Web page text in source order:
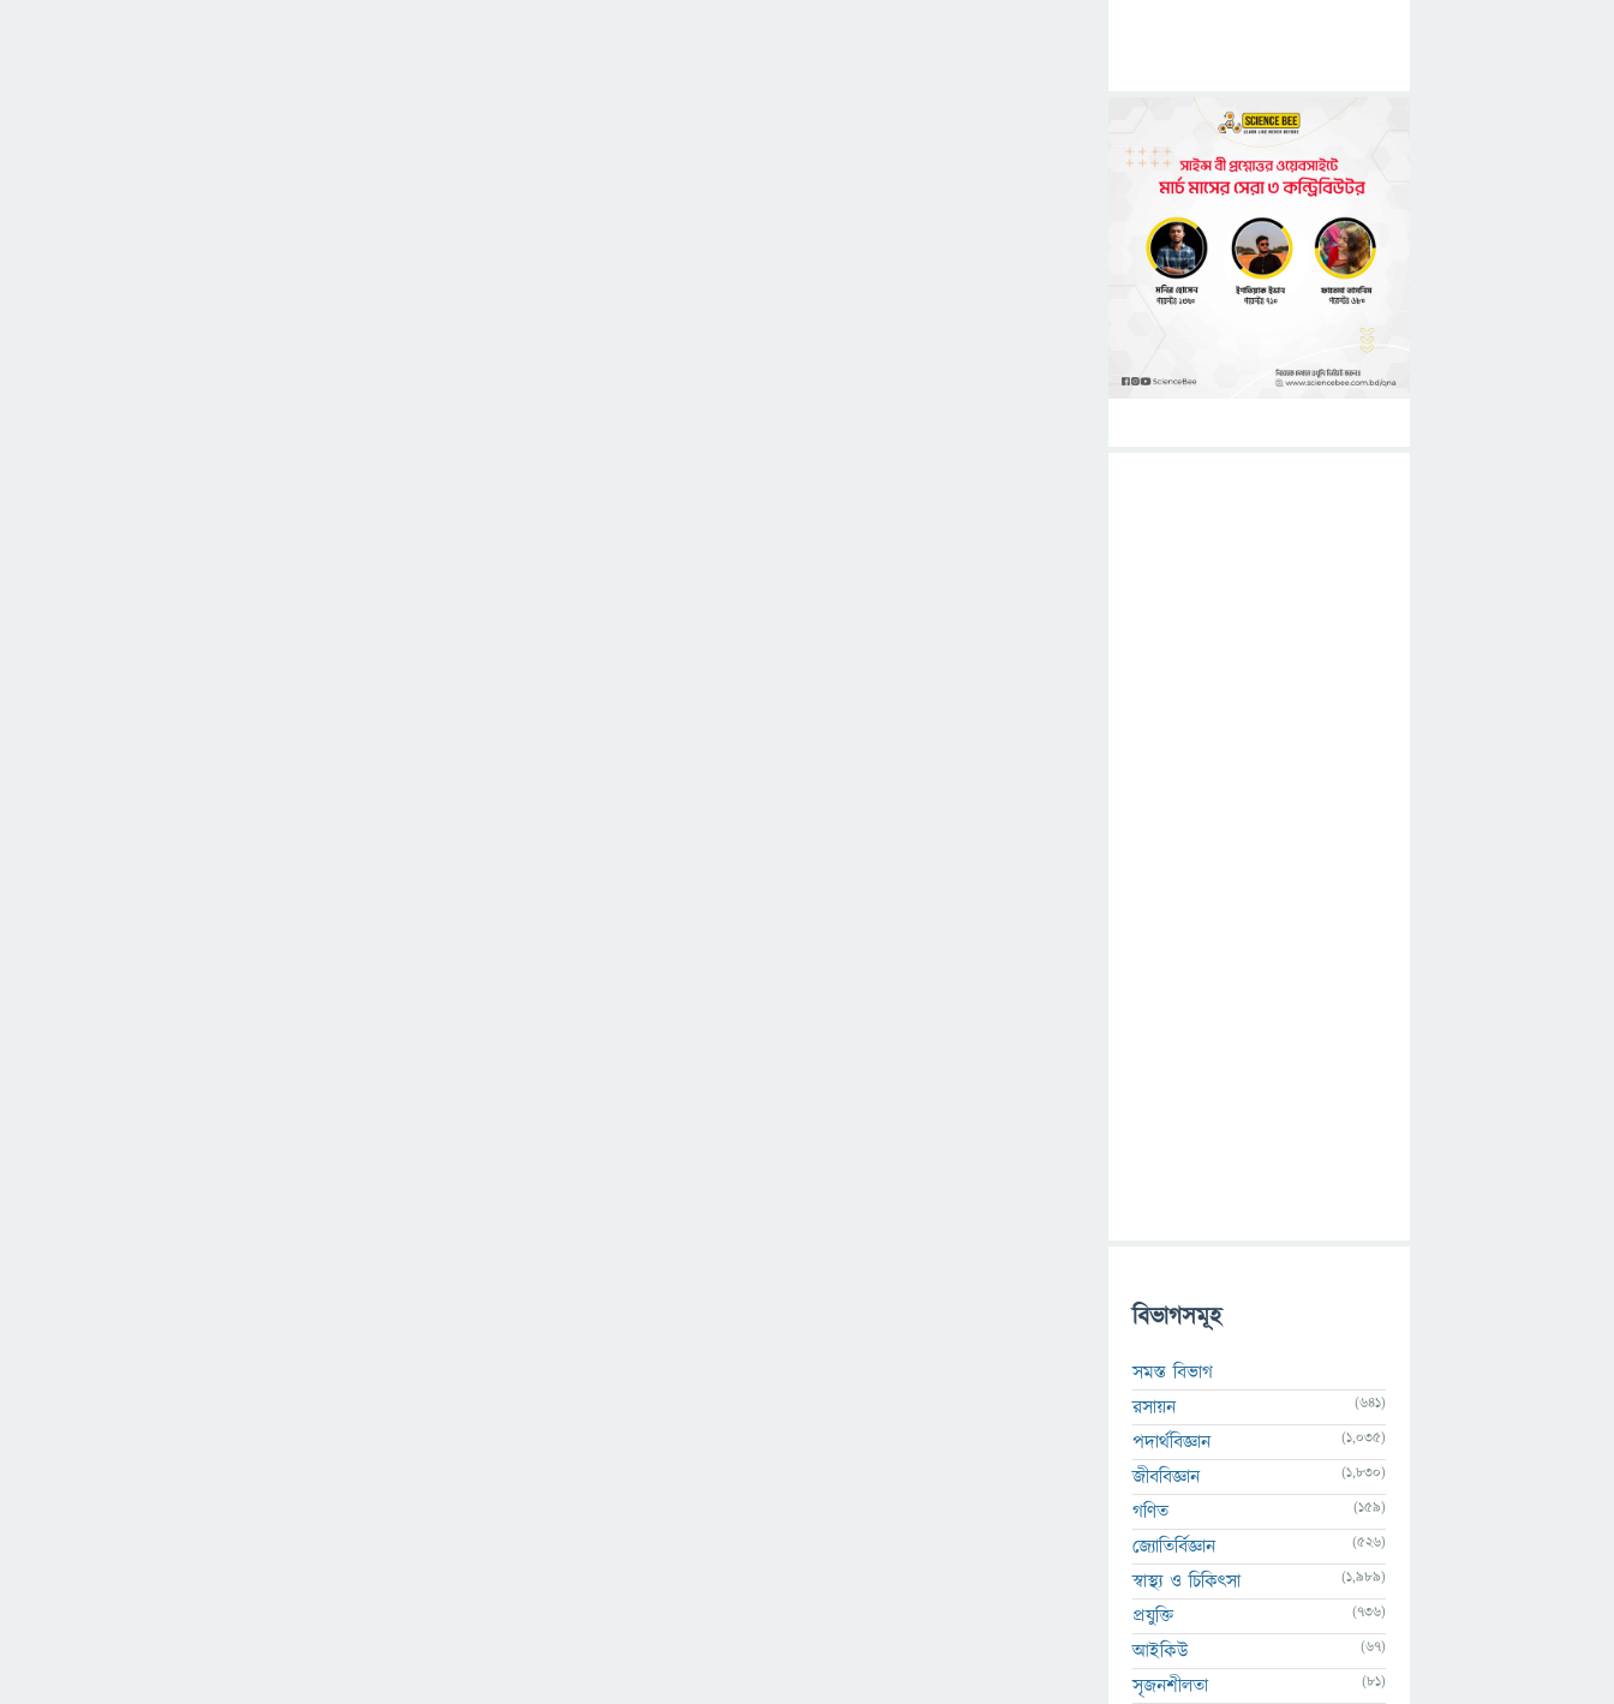
বিভাগসমূহ
সমস্ত বিভাগ
রসায়ন
(641)
পদার্থবিজ্ঞান (1,035)
জীববিজ্ঞান (1,830)
গণিত (159)
জ্যোতির্বিজ্ঞান (526)
স্বাস্থ্য ও চিকিৎসা (1,989)
প্রযুক্তি (736)
আইকিউ (67)
সৃজনশীলতা (81)